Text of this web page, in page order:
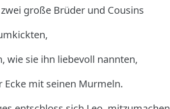
große Brüder und Cousins
wie sie ihn liebevoll nannten,
Ecke mit seinen Murmeln.